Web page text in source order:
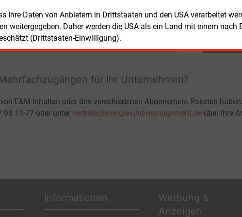
Ihre Daten von Anbietern in Drittstaaten und den USA verarbeitet
weitergegeben. Daher werden die USA als ein Land mit einem nach
(Drittstaaten-Einwilligung).
für Ihr Unternehmen?
E&M-Inhalten oder den verschiedenen Abonnement-Paketen haben.
93 11-77 oder unter vertrieb@energie-und-management.de über Ihre
Informationen
Werbung &
Anzeigen